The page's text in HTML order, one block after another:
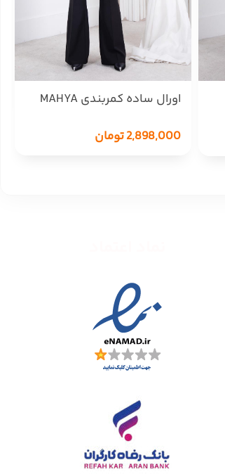
اورال ساده کمربندی MAHYA
2,898,000تومان